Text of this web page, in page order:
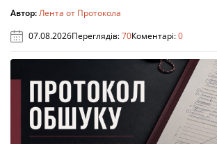
Автор:Лента от Протокола
07.08.2026Переглядів:70Коментарі:0